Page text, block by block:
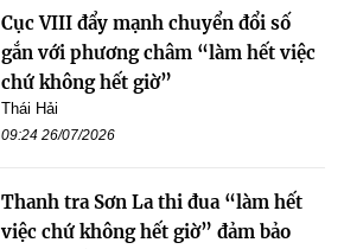
Cục VIII đẩy mạnh chuyển đổi số
gắn với phương châm “làm hết việc
chứ không hết giờ”
Thái Hải
09:24 26/07/2026
Thanh tra Sơn La thi đua “làm hết
việc chứ không hết giờ” đảm bảo